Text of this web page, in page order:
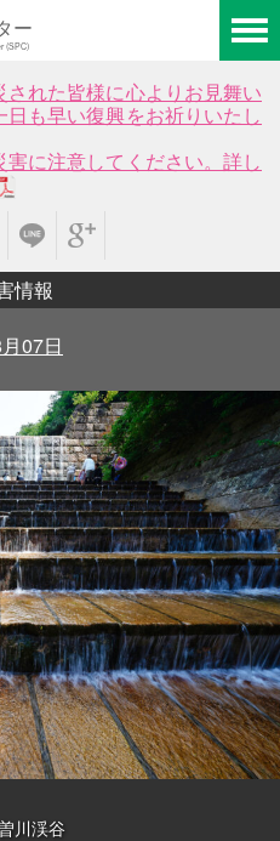
ー
(SPC)
れた皆様に心よりお見舞い
も早い復興をお祈りいたし
に注意してください。詳し
情報
07日
川渓谷